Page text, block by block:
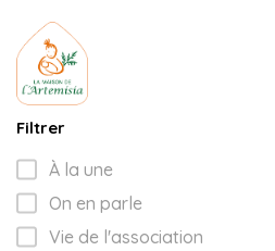
Filtrer
À la une
On en parle
Vie de l'association